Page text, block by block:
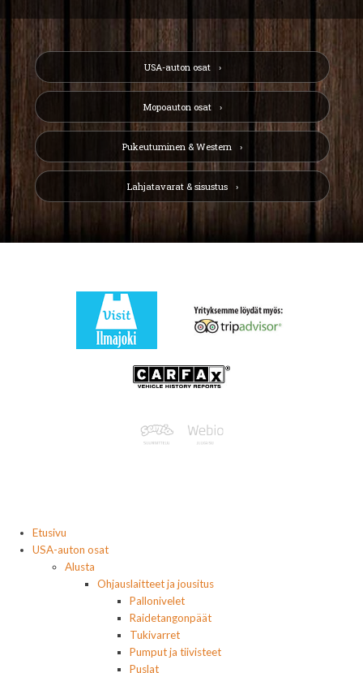
USA-auton osat
Mopoauton osat
Pukeutuminen & Western
Lahjatavarat & sisustus
Etusivu
USA-auton osat
Alusta
Ohjauslaitteet ja jousitus
Pallonivelet
Raidetangonpäät
Tukivarret
Pumput ja tiivisteet
Puslat